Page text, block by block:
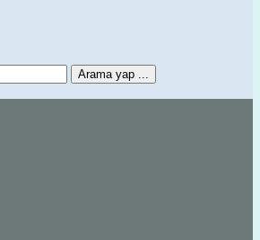
Arama yap ...